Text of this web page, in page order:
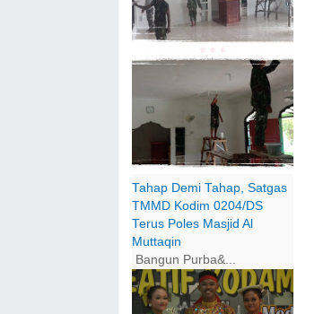
Tahap Demi Tahap, Satgas
TMMD Kodim 0204/DS
Terus Poles Masjid Al
Muttaqin
Bangun Purba&...